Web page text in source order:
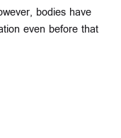
bodies have
even before that